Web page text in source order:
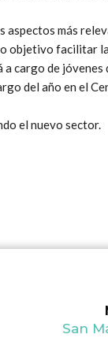
más
objetivo facilitar
cargo de jóvenes
del año en el
el nuevo sector.
San